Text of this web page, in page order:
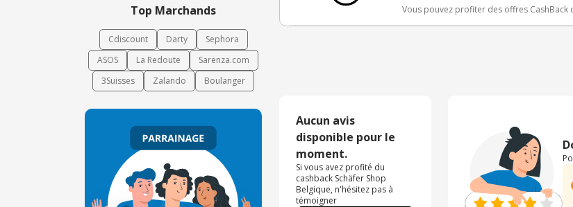
Top Marchands
Cdiscount Darty
Sephora
ASOS
La Redoute
Sarenza.com
3Suisses
Zalando Boulanger
Vous pouvez profiter des offres CashBack
Aucun avis
disponible pour le
moment.
Si vous avez profité du
cashback Schäfer Shop
Belgique, n'hésitez pas à
témoigner